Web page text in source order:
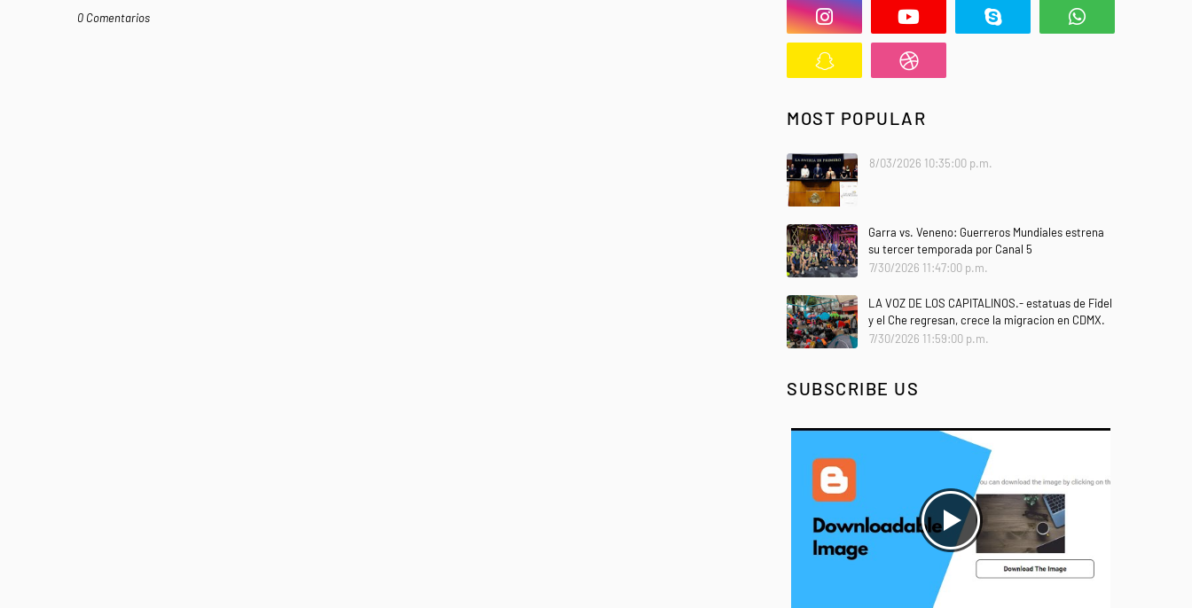
0 Comentarios
MOST POPULAR
8/03/2026 10:35:00 p.m.
Garra vs. Veneno: Guerreros Mundiales estrena
su tercer temporada por Canal 5
7/30/2026 11:47:00 p.m.
LA VOZ DE LOS CAPITALINOS.- estatuas de Fidel
y el Che regresan, crece la migracion en CDMX.
7/30/2026 11:59:00 p.m.
SUBSCRIBE US